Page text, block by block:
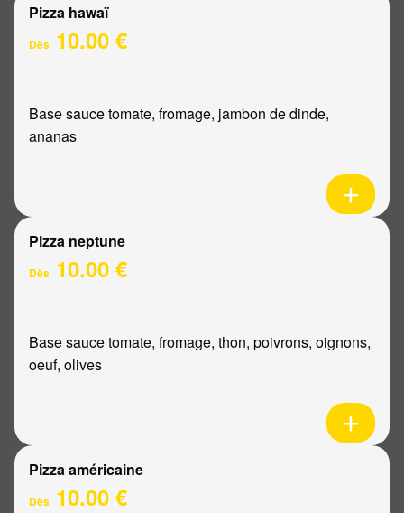
Pizza hawaï
Dès 10.00 €
Base sauce tomate, fromage, jambon de dinde,
ananas
Pizza neptune
Dès 10.00 €
Base sauce tomate, fromage, thon, poivrons, oignons,
oeuf, olives
Pizza américaine
Dès 10.00 €